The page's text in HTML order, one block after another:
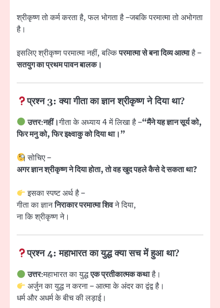
श्रीकृष्ण तो कर्म करता है, फल भोगता है –जबकि परमात्मा तो अभोगता
है।
इसलिए श्रीकृष्ण परमात्मा नहीं, बल्किपरमात्मा से बना दिव्य आत्माहै –
सतयुग का प्रथम पावन बालक।
प्रश्न 3: क्या गीता का ज्ञान श्रीकृष्ण ने दिया था?
उत्तर:नहीं।गीता के अध्याय 4 में लिखा है –“मैंने यह ज्ञान सूर्य को,
फिर मनु को, फिर इक्ष्वाकु को दिया था।”
सोचिए –
अगर ज्ञान श्रीकृष्ण ने दिया होता, तो वह खुद पहले कैसे दे सकता था?
इसका स्पष्ट अर्थ है –
गीता का ज्ञाननिराकार परमात्मा शिवने दिया,
ना कि श्रीकृष्ण ने।
प्रश्न 4: महाभारत का युद्ध क्या सच में हुआ था?
उत्तर:महाभारत का युद्धएक प्रतीकात्मक कथाहै।
अर्जुन का युद्ध न करना – आत्मा के अंदर का द्वंद्व है।
धर्म और अधर्म के बीच की लड़ाई।